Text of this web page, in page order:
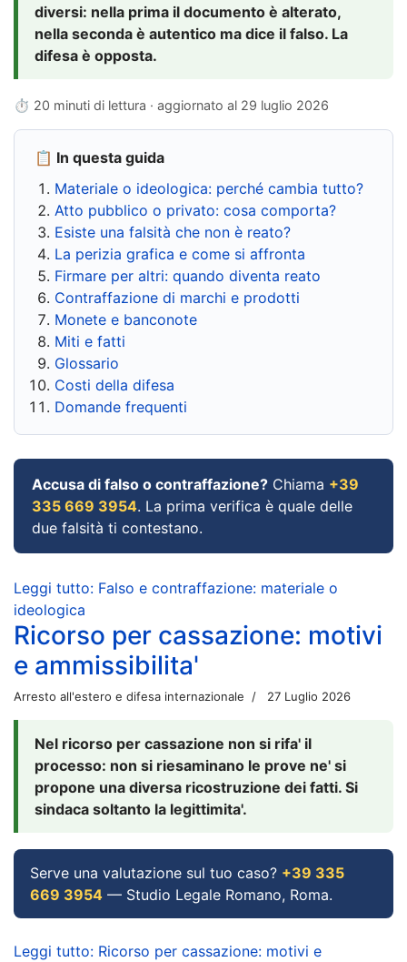
diversi: nella prima il documento è alterato,
nella seconda è autentico ma dice il falso. La
difesa è opposta.
⏱ 20 minuti di lettura · aggiornato al 29 luglio 2026
📋 In questa guida
Materiale o ideologica: perché cambia tutto?
Atto pubblico o privato: cosa comporta?
Esiste una falsità che non è reato?
La perizia grafica e come si affronta
Firmare per altri: quando diventa reato
Contraffazione di marchi e prodotti
Monete e banconote
Miti e fatti
Glossario
Costi della difesa
Domande frequenti
Accusa di falso o contraffazione? Chiama +39
335 669 3954. La prima verifica è quale delle
due falsità ti contestano.
Leggi tutto: Falso e contraffazione: materiale o
ideologica
Ricorso per cassazione: motivi
e ammissibilita'
Arresto all'estero e difesa internazionale 27 Luglio 2026
Nel ricorso per cassazione non si rifa' il
processo: non si riesaminano le prove ne' si
propone una diversa ricostruzione dei fatti. Si
sindaca soltanto la legittimita'.
Serve una valutazione sul tuo caso? +39 335
669 3954 — Studio Legale Romano, Roma.
Leggi tutto: Ricorso per cassazione: motivi e